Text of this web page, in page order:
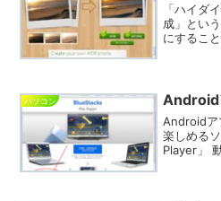
「ハイダ
成」とい
にするこ
＝＝＝＝
パソコン Android
Androidア
楽しめる
Player」